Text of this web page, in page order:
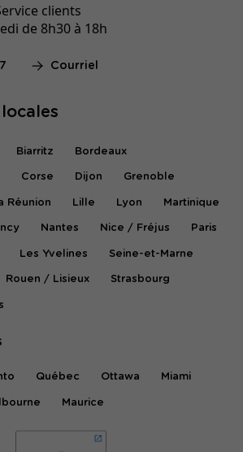
clients
de 8h30 à 18h
Courriel
Biarritz Bordeaux
Corse Dijon Grenoble
Réunion Lille Lyon Martinique
Nantes Nice / Fréjus Paris
Les Yvelines Seine-et-Marne
Rouen / Lisieux Strasbourg
Québec Ottawa Miami
Maurice